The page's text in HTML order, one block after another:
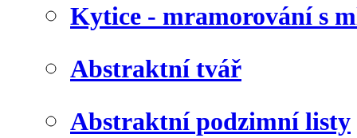
Kytice - mramorování s
Abstraktní tvář
Abstraktní podzimní listy